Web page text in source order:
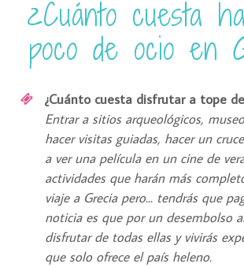
¿Cuánto cuesta
poco de ocio en
¿Cuánto cuesta disfrutar a tope
Entrar a sitios arqueológicos,
hacer visitas guiadas, hacer un
a ver una película en un cine de
actividades que harán más
viaje a Grecia pero... tendrás que
noticia es que por un desembolso
disfrutar de todas ellas y vivirás
que solo ofrece el país heleno.